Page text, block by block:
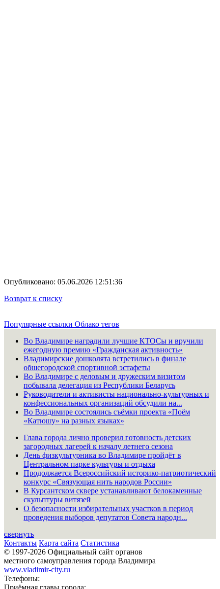
Опубликовано: 05.06.2026 12:51:36
Возврат к списку
Популярные ссылки Облако тегов
Во Владимире наградили лучшие КТОСы и вручили
ежегодную премию «Гражданская активность»
Владимирские дошколята встретились в финале
общегородской спортивной эстафеты
Во Владимире с деловым и дружеским визитом
побывала делегация из Республики Беларусь
Руководители и активисты национально-культурных и
конфессиональных организаций обсудили на...
Во Владимире состоялись съёмки проекта «Поём
«Катюшу» на разных языках»
Глава города лично проверил готовность детских
загородных лагерей к началу летнего сезона
День физкультурника во Владимире пройдёт в
Центральном парке культуры и отдыха
Продолжается Всероссийский историко-патриотический
конкурс «Связующая нить народов России»
В Курсантском сквере устанавливают белокаменные
скульптуры витязей
О безопасности избирательных участков в период
проведения выборов депутатов Совета народн...
свернуть
Контакты Карта сайта Статистика
© 1997-2026 Официальный сайт органов
местного самоуправления города Владимира
www.vladimir-city.ru
Телефоны:
Приёмная главы города: